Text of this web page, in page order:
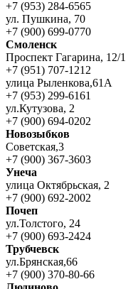
+7 (953) 284-6565
ул. Пушкина, 70
+7 (900) 699-0770
Смоленск
Проспект Гагарина, 12/1
+7 (951) 707-1212
улица Рыленкова,61А
+7 (953) 299-6161
ул.Кутузова, 2
+7 (900) 694-0202
Новозыбков
Советская,3
+7 (900) 367-3603
Унеча
улица Октябрьская, 2
+7 (900) 692-2002
Почеп
ул.Толстого, 24
+7 (900) 693-2424
Трубчевск
ул.Брянская,66
+7 (900) 370-80-66